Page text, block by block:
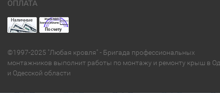
ОПЛАТА
©1997-2025 "Любая кровля" - Бригада профессиональных
монтажников выполнит работы по монтажу и ремонту крыш в
и Одесской области